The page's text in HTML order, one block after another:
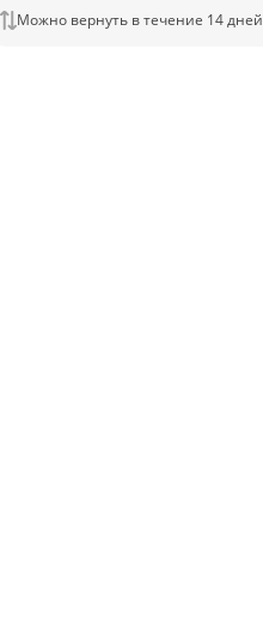
Можно вернуть в течение 14 дней